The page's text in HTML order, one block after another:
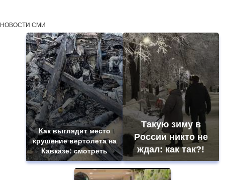
НОВОСТИ СМИ
Как выглядит место
крушение вертолета на
Кавказе: смотреть
Такую зиму в
России никто не
ждал: как так?!